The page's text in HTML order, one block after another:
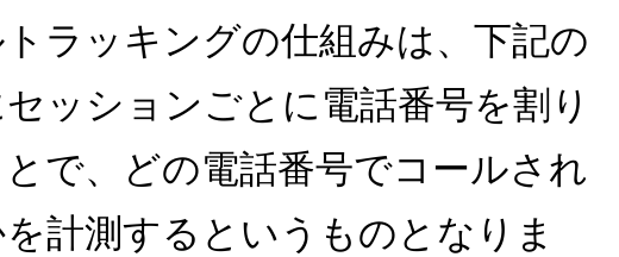
ラッキングの仕組みは、下記の
ッションごとに電話番号を割り
で、どの電話番号でコールされ
計測するというものとなりま